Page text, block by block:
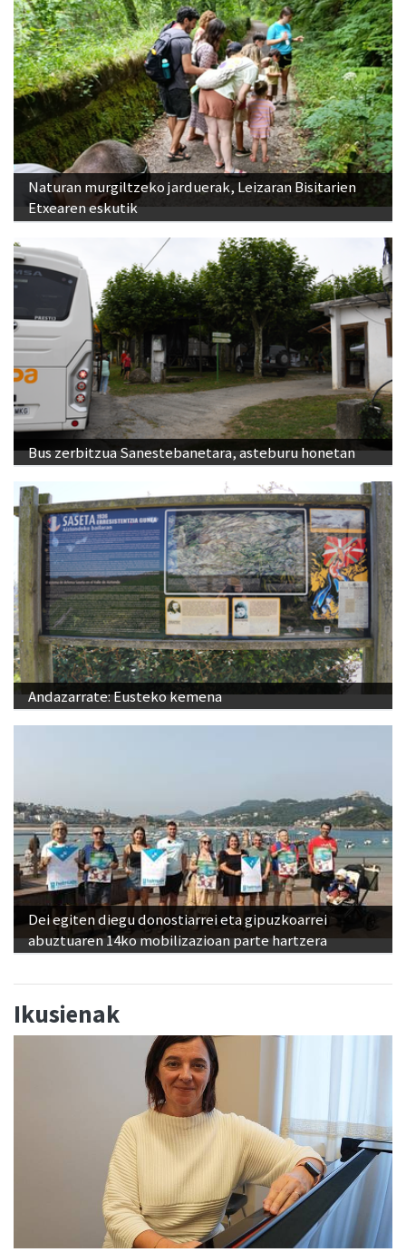
Naturan murgiltzeko jarduerak, Leizaran Bisitarien
Etxearen eskutik
Bus zerbitzua Sanestebanetara, asteburu honetan
Andazarrate: Eusteko kemena
Dei egiten diegu donostiarrei eta gipuzkoarrei
abuztuaren 14ko mobilizazioan parte hartzera
Ikusienak